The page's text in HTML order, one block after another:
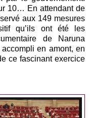
10… En attendant de
aux 149 mesures
qu’ils ont été les
de Naruna
en amont, en
ce fascinant exercice